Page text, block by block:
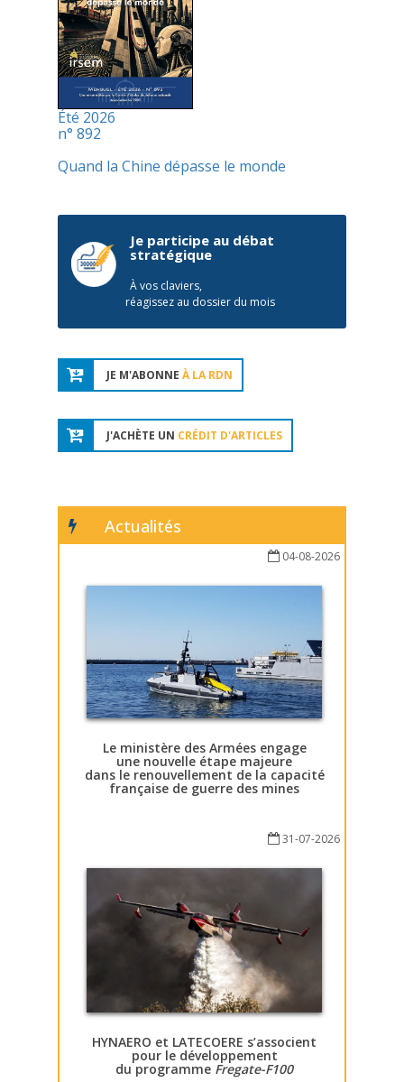
Été 2026
n° 892
Quand la Chine dépasse le monde
Je participe au débat
stratégique
À vos claviers,
réagissez au dossier du mois
JE M'ABONNE À LA RDN
J'ACHÈTE UN CRÉDIT D'ARTICLES
Actualités
04-08-2026
Le ministère des Armées engage
une nouvelle étape majeure
dans le renouvellement de la capacité
française de guerre des mines
31-07-2026
HYNAERO et LATECOERE s’associent
pour le développement
du programme Fregate-F100